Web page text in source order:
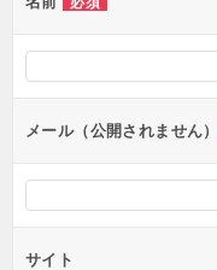
ー
シ
ョ
ンメール（公開されません）
サイト